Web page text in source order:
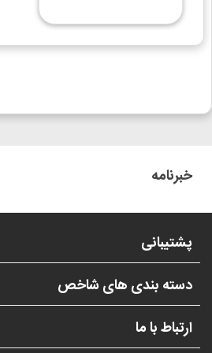
خبرنامه
پشتیبانی
دسته بندی های شاخص
ارتباط با ما